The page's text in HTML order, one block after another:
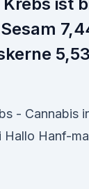
- Cannabis
Hallo Hanf-